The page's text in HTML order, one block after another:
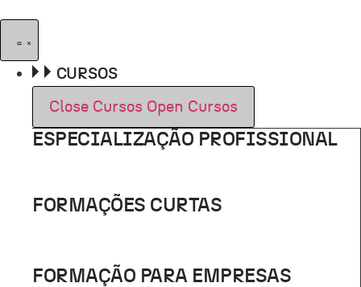
CURSOS
Close Cursos Open Cursos
ESPECIALIZAÇÃO PROFISSIONAL
FORMAÇÕES CURTAS
FORMAÇÃO PARA EMPRESAS